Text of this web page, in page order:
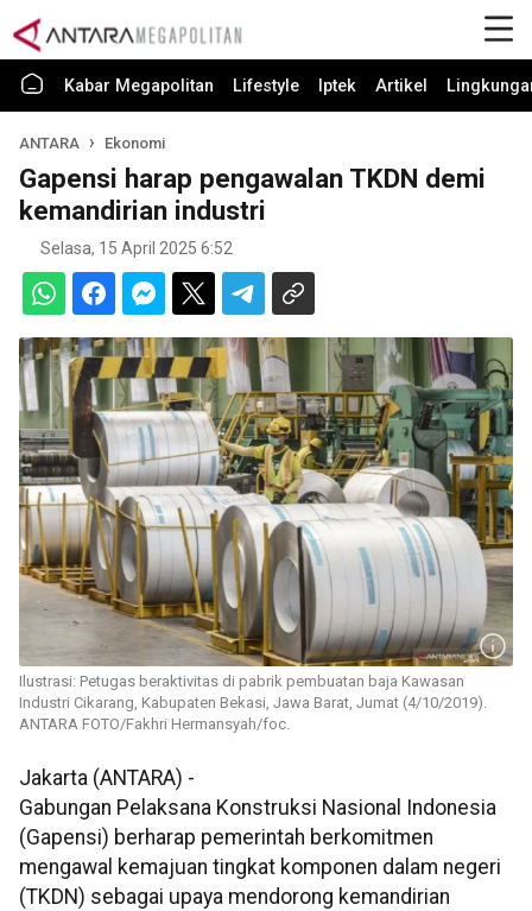
Kabar Megapolitan Lifestyle Iptek Artikel
ANTARA Ekonomi
Gapensi harap pengawalan TKDN demi
kemandirian industri
Selasa, 15 April 2025 6:52
Ilustrasi: Petugas beraktivitas di pabrik pembuatan baja Kawasan
Industri Cikarang, Kabupaten Bekasi, Jawa Barat, Jumat (4/10/2019).
ANTARA FOTO/Fakhri Hermansyah/foc.
Jakarta (ANTARA) -
Gabungan Pelaksana Konstruksi Nasional Indonesia
(Gapensi) berharap pemerintah berkomitmen
mengawal kemajuan tingkat komponen dalam negeri
(TKDN) sebagai upaya mendorong kemandirian